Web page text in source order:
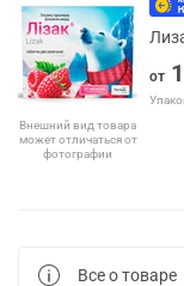
Внешний вид товара
может отличаться от
фотографии
от
Все о товаре